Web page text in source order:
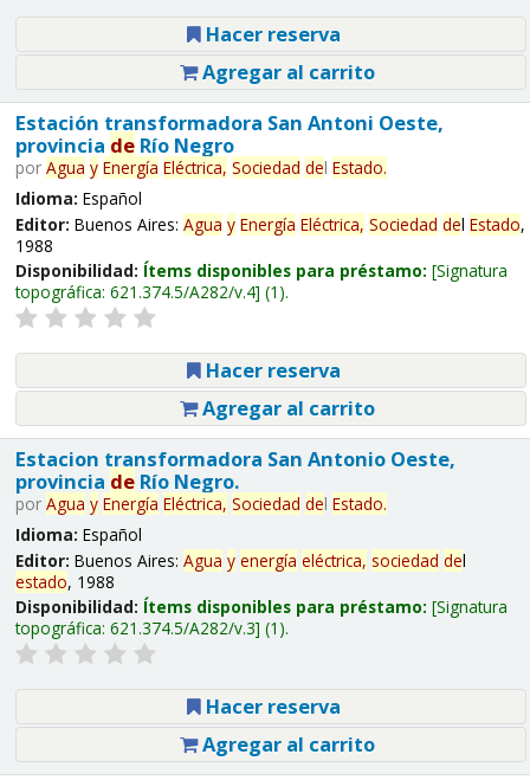
Hacer reserva
Agregar al carrito
Estación transformadora San Antoni Oeste,
provincia deRío Negro
por Agua y Energía Eléctrica, Sociedad del Estado.
Idioma: Español
Editor: Buenos Aires: Agua y Energía Eléctrica, Sociedad del Estado,
1988
Disponibilidad: Ítems disponibles para préstamo: Signatura
topográfica: 621.374.5/A282/v.4 (1).
Hacer reserva
Agregar al carrito
Estacion transformadora San Antonio Oeste,
provincia deRío Negro.
por Agua y Energía Eléctrica, Sociedad del Estado.
Idioma: Español
Editor: Buenos Aires: Agua y energía eléctrica, sociedad del
estado, 1988
Disponibilidad: Ítems disponibles para préstamo: Signatura
topográfica: 621.374.5/A282/v.3 (1).
Hacer reserva
Agregar al carrito